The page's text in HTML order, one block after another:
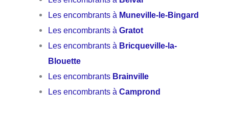
Les encombrants à Muneville-le-Bingard
Les encombrants àGratot
Les encombrants à Bricqueville-la-
Blouette
Les encombrants Brainville
Les encombrants àCamprond